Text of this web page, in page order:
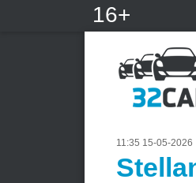
16+
11:35 15-05-2026